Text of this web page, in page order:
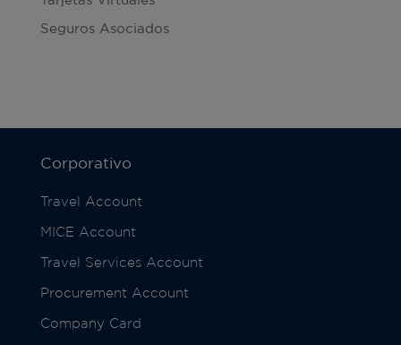
Seguros Asociados
Corporativo
Travel Account
MICE Account
Travel Services Account
Procurement Account
Company Card